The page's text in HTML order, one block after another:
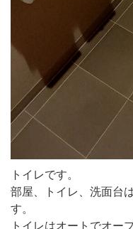
トイレです。
部屋、トイレ、洗面台
す。
トイレはオートでオー